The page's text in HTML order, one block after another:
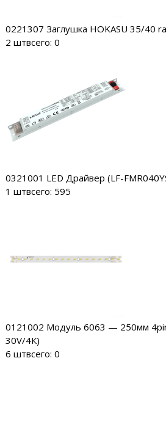
0221307 Заглушка HOKASU 35/40
2 штвсего: 0
0321001 LED Драйвер (LF-
1 штвсего: 595
0121002 Модуль 6063 — 250мм
30V/4К)
6 штвсего: 0